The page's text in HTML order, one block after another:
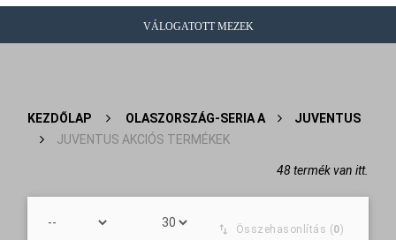
VÁLOGATOTT MEZEK
KEZDŐLAP > OLASZORSZÁG-SERIA A >
JUVENTUS
>
JUVENTUS AKCIÓS TERMÉKEK
48 termék van itt.
Összehasonlítás (0)